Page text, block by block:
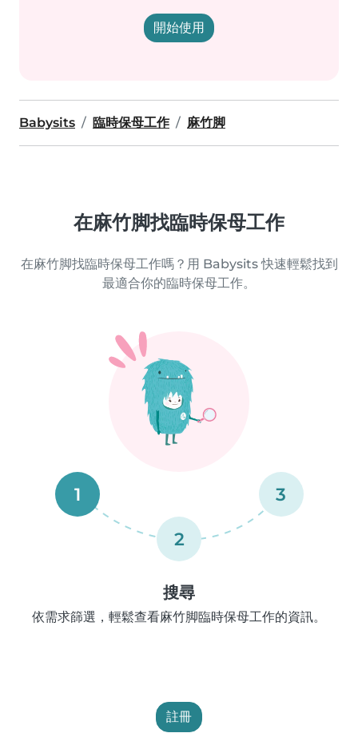
開始使用
Babysits 臨時保母工作 麻竹脚
在麻竹脚找臨時保母工作
在麻竹脚找臨時保母工作嗎？用 Babysits 快速輕鬆找到
最適合你的臨時保母工作。
1
2
3
搜尋
依需求篩選，輕鬆查看麻竹脚臨時保母工作的資訊。
註冊